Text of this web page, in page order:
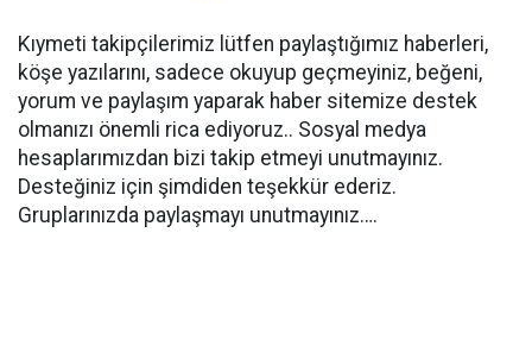
Kıymeti takipçilerimiz lütfen paylaştığımız haberleri,
köşe yazılarını, sadece okuyup geçmeyiniz, beğeni,
yorum ve paylaşım yaparak haber sitemize destek
olmanızı önemli rica ediyoruz.. Sosyal medya
hesaplarımızdan bizi takip etmeyi unutmayınız.
Desteğiniz için şimdiden teşekkür ederiz.
Gruplarınızda paylaşmayı unutmayınız….